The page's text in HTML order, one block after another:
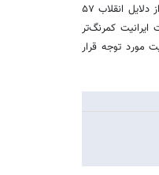
می‌کرد ایرانیت و باستان‌گرایی را احیا کند ولی به مذهب به نوعی بی‌مهری نشان می‌داد، اصلاً یکی از دلایل انقلاب ۵۷
کمرنگ‌تر
مورد توجه قرار